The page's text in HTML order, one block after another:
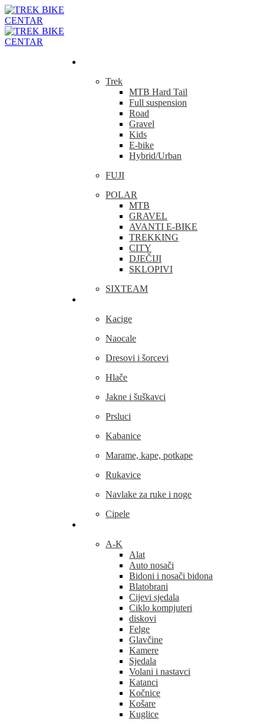
Trek
MTB Hard Tail
Full suspension
Road
Gravel
Kids
E-bike
Hybrid/Urban
FUJI
POLAR
MTB
GRAVEL
AVANTI E-BIKE
TREKKING
CITY
DJEČIJI
SKLOPIVI
SIXTEAM
Kacige
Naocale
Dresovi i šorcevi
Hlače
Jakne i šuškavci
Prsluci
Kabanice
Marame, kape, potkape
Rukavice
Navlake za ruke i noge
Cipele
A-K
Alat
Auto nosači
Bidoni i nosači bidona
Blatobrani
Cijevi sjedala
Ciklo kompjuteri
diskovi
Felge
Glavčine
Kamere
Sjedala
Volani i nastavci
Katanci
Kočnice
Košare
Kuglice